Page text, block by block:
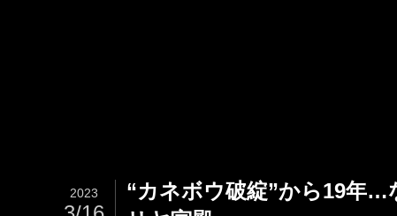
“カネボウ破綻”から19年…
2023